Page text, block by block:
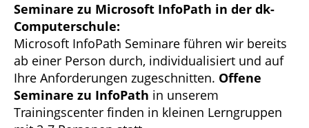
Seminare zu Microsoft InfoPath in der dk-
Computerschule:
Microsoft InfoPath Seminare führen wir bereits
ab einer Person durch, individualisiert und auf
Ihre Anforderungen zugeschnitten. Offene
Seminare zu InfoPath in unserem
Trainingscenter finden in kleinen Lerngruppen